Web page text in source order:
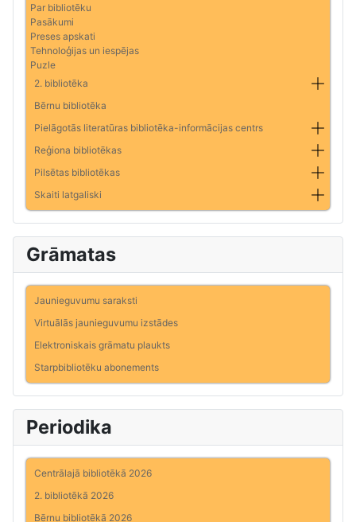
Par bibliotēku
Pasākumi
Preses apskati
Tehnoloģijas un iespējas
Puzle
2. bibliotēka
Bērnu bibliotēka
Pielāgotās literatūras bibliotēka-informācijas centrs
Reģiona bibliotēkas
Pilsētas bibliotēkas
Skaiti latgaliski
Grāmatas
Jaunieguvumu saraksti
Virtuālās jaunieguvumu izstādes
Elektroniskais grāmatu plaukts
Starpbibliotēku abonements
Periodika
Centrālajā bibliotēkā 2026
2. bibliotēkā 2026
Bērnu bibliotēkā 2026